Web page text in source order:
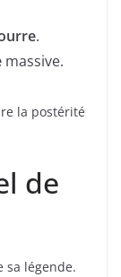
.
massive.
la postérité
de
sa légende.